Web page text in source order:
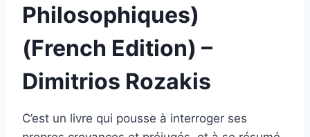
Philosophiques)
(French Edition) –
Dimitrios Rozakis
C’est un livre qui pousse à interroger ses